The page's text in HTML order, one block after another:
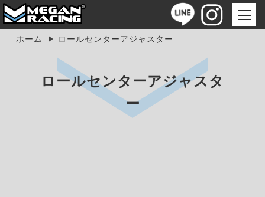
ホーム ロールセンターアジャスター
ロールセンターアジャスタ
ー